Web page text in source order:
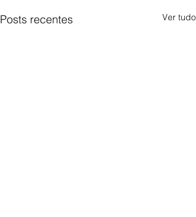
Posts recentes Ver tudo